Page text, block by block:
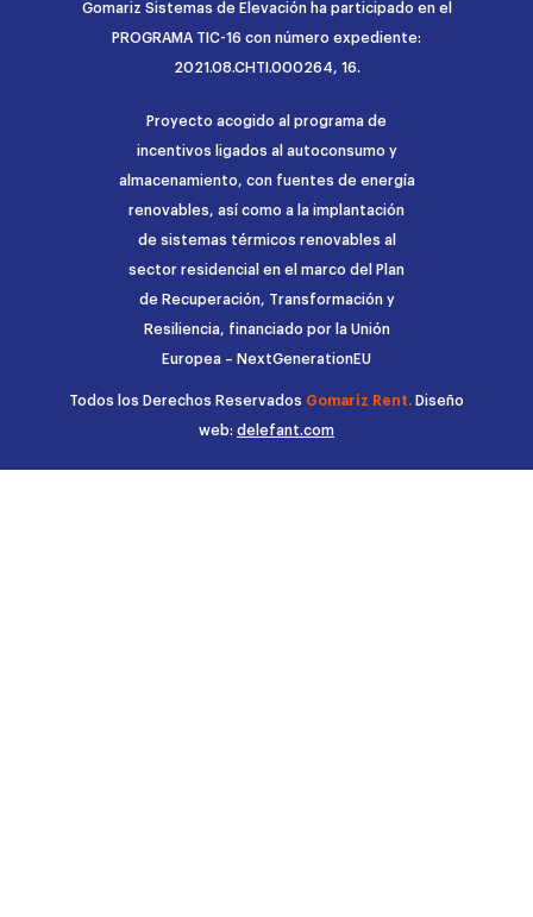
Gomariz Sistemas de Elevación ha participado en el
PROGRAMA TIC-16 con número expediente:
2021.08.CHTI.000264, 16.
Proyecto acogido al programa de
incentivos ligados al autoconsumo y
almacenamiento, con fuentes de energía
renovables, así como a la implantación
de sistemas térmicos renovables al
sector residencial en el marco del Plan
de Recuperación, Transformación y
Resiliencia, financiado por la Unión
Europea – NextGenerationEU
Todos los Derechos Reservados Gomariz Rent. Diseño
web: delefant.com